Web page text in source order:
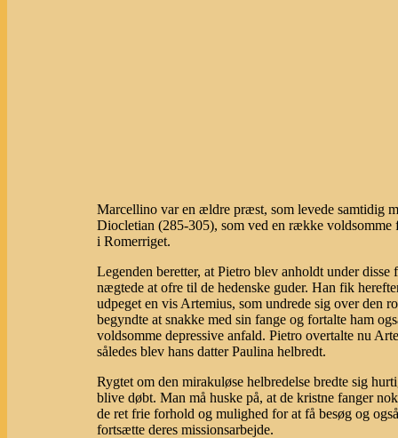
Marcellino var en ældre præst, som levede samtidig
Diocletian (285-305), som ved en række
i Romerriget.
Legenden beretter, at Pietro blev anholdt under
nægtede at ofre til de hedenske guder. Han fik
udpeget en vis Artemius, som undrede sig over den
begyndte at snakke med sin fange og fortalte ham
voldsomme depressive anfald. Pietro overtalte nu
således blev hans datter Paulina helbredt.
Rygtet om den mirakuløse helbredelse bredte sig
blive døbt. Man må huske på, at de kristne fanger
de ret frie forhold og mulighed for at få besøg og
fortsætte deres missionsarbejde.